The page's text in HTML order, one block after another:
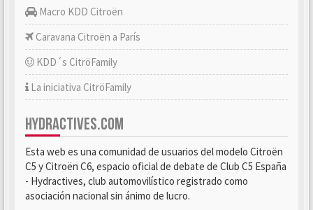
Macro KDD Citroën
Caravana Citroën a París
KDD´s CitröFamily
La iniciativa CitröFamily
HYDRACTIVES.COM
Esta web es una comunidad de usuarios del modelo Citroën
C5 y Citroën C6, espacio oficial de debate de Club C5 España
- Hydractives, club automovilístico registrado como
asociación nacional sin ánimo de lucro.